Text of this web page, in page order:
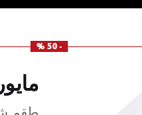
- 50 %